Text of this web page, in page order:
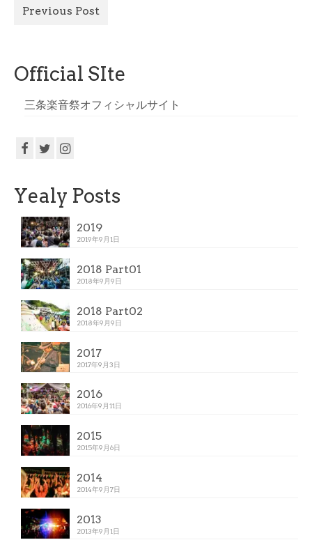
Previous Post
Official SIte
三条楽音祭オフィシャルサイト
Yealy Posts
2019
2019年9月1日
2018 Part01
2018年9月9日
2018 Part02
2018年9月9日
2017
2017年9月3日
2016
2016年9月11日
2015
2015年9月6日
2014
2014年9月7日
2013
2013年9月1日